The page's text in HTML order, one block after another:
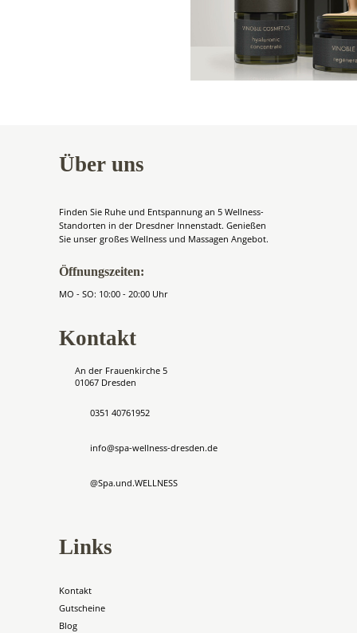
Über uns
Finden Sie Ruhe und Entspannung an 5 Wellness-
Standorten in der Dresdner Innenstadt. Genießen
Sie unser großes Wellness und Massagen Angebot.
Öffnungszeiten:
MO - SO: 10:00 - 20:00 Uhr
Kontakt
An der Frauenkirche 5
01067 Dresden
0351 40761952
info@spa-wellness-dresden.de
@Spa.und.WELLNESS
Links
Kontakt
Gutscheine
Blog